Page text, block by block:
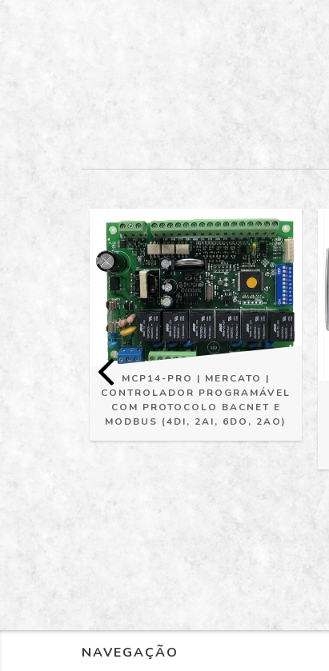
MCP14-PRO | MERCATO |
CONTROLADOR PROGRAMÁVEL
COM PROTOCOLO BACNET E
MODBUS (4DI, 2AI, 6DO, 2AO)
NAVEGAÇÃO